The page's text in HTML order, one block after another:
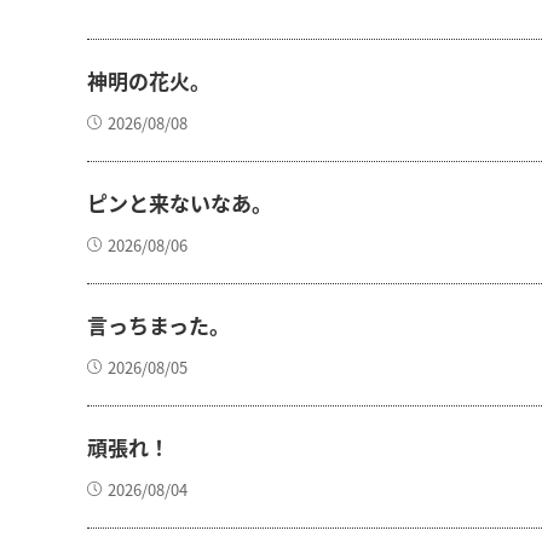
神明の花火。
2026/08/08
ピンと来ないなあ。
2026/08/06
言っちまった。
2026/08/05
頑張れ！
2026/08/04